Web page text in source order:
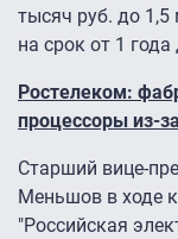
тысяч руб. до
на срок от 1 года
Ростелеком:
процессоры из-
Старший вице-
Меньшов в ходе
"Российская